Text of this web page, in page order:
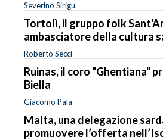
Severino Sirigu
Tortolì, il gruppo folk
ambasciatore della cultura
Roberto Secci
Ruinas, il coro "Ghentiana"
Biella
Giacomo Pala
Malta, una delegazione
promuovere l’offerta